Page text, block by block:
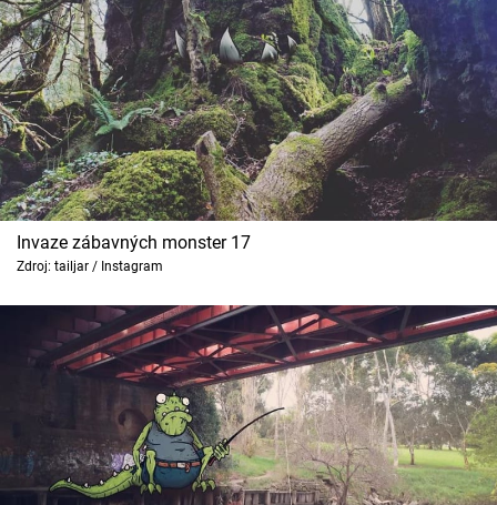
Invaze zábavných monster 17
Zdroj: tailjar / Instagram